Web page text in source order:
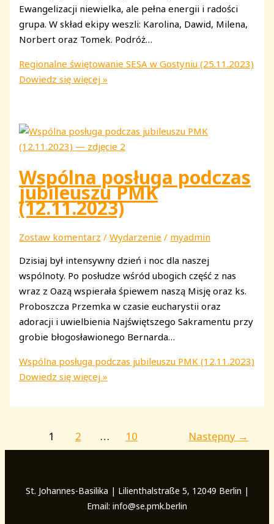
Ewangelizacji niewielka, ale pełna energii i radości
grupa. W skład ekipy weszli: Karolina, Dawid, Milena,
Norbert oraz Tomek. Podróż…
Regionalne świętowanie SESA w Gostyniu (25.11.2023)
Dowiedz się więcej »
Wspólna posługa podczas
jubileuszu PMK
(12.11.2023)
Zostaw komentarz /Wydarzenie / myadmin
Dzisiaj był intensywny dzień i noc dla naszej
wspólnoty. Po posłudze wśród ubogich część z nas
wraz z Oazą wspierała śpiewem naszą Misję oraz ks.
Proboszcza Przemka w czasie eucharystii oraz
adoracji i uwielbienia Najświętszego Sakramentu przy
grobie błogosławionego Bernarda…
Wspólna posługa podczas jubileuszu PMK (12.11.2023)
Dowiedz się więcej »
1 2 … 10 Następny →
St. Johannes-Basilika | Lilienthalstraße 5, 12049 Berlin |
Email: info@se.pmk.berlin